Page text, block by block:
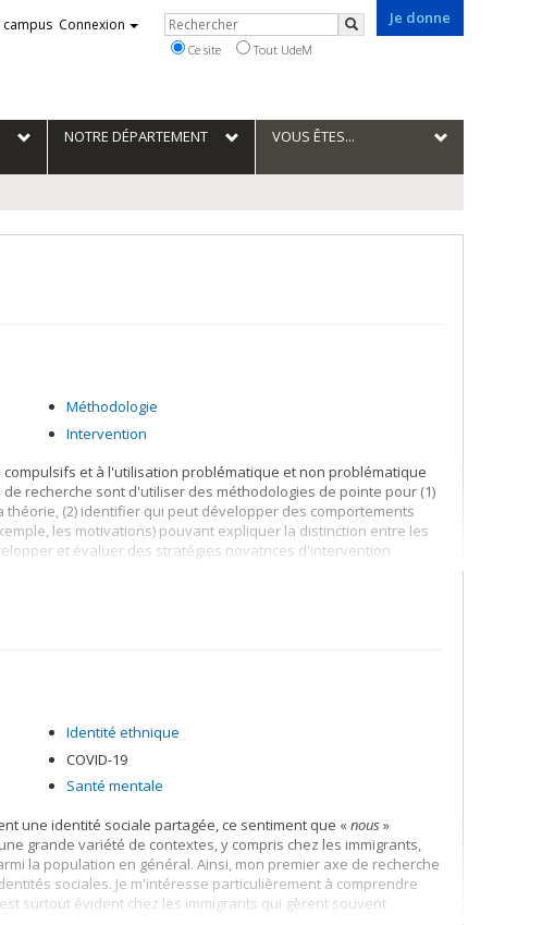
Je donne
campus Connexion Rechercher
Rechercher
Ce site Tout UdeM
NOTRE DÉPARTEMENT VOUS ÊTES...
Méthodologie
Intervention
et à l'utilisation problématique et non problématique
recherche sont d'utiliser des méthodologies de pointe pour (1)
(2) identifier qui peut développer des comportements
les motivations) pouvant expliquer la distinction entre les
et évaluer des stratégies novatrices d'intervention
Identité ethnique
COVID-19
Santé mentale
une identité sociale partagée, ce sentiment que «nous»
grande variété de contextes, y compris chez les immigrants,
la population en général. Ainsi, mon premier axe de recherche
sociales. Je m'intéresse particulièrement à comprendre
surtout évident chez les immigrants qui gèrent souvent